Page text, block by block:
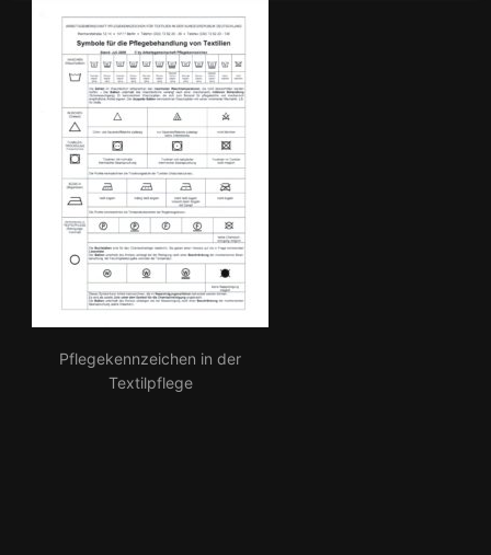
Pflegekennzeichen in der
Textilpflege